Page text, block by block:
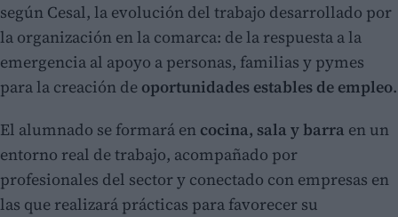
según Cesal, la evolución del trabajo desarrollado por
la organización en la comarca: de la respuesta a la
emergencia al apoyo a personas, familias y pymes
para la creación de oportunidades estables de empleo.
El alumnado se formará en cocina, sala y barra en un
entorno real de trabajo, acompañado por
profesionales del sector y conectado con empresas en
las que realizará prácticas para favorecer su